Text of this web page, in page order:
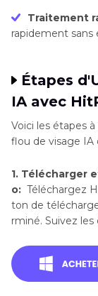
Traitement
rapidement sans
Étapes
IA avec
Voici les étapes
flou de visage IA
1. Télécharger
o: Téléchargez
ton de
rminé. Suivez